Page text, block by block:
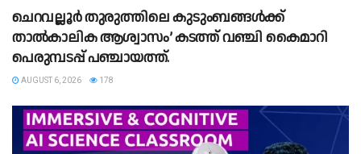
ചെറവല്ലൂർ തുരുത്തിലെ കുടുംബങ്ങൾക്ക്
താൽകാലിക ആശ്വാസം’ കടത്ത് വഞ്ചി കൈമാറി
പെരുമ്പടപ്പ് പഞ്ചായത്ത്.
AUGUST 6, 2026 178